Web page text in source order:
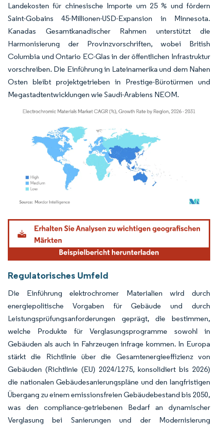
Landekosten für chinesische Importe um 25 % und fördern
Saint-Gobains 45-Millionen-USD-Expansion in Minnesota.
Kanadas Gesamtkanadischer Rahmen unterstützt die
Harmonisierung der Provinzvorschriften, wobei British
Columbia und Ontario EC-Glas in der öffentlichen Infrastruktur
vorschreiben. Die Einführung in Lateinamerika und dem Nahen
Osten bleibt projektgetrieben in Prestige-Bürotürmen und
Megastadtentwicklungen wie Saudi-Arabiens NEOM.
Bild © Mordor Intelligence. Wiederverwendung erfordert Namensnennung gemäß
Regulatorisches Umfeld
Die Einführung elektrochromer Materialien wird durch
energiepolitische Vorgaben für Gebäude und durch
Leistungsprüfungsanforderungen geprägt, die bestimmen,
welche Produkte für Verglasungsprogramme sowohl in
Gebäuden als auch in Fahrzeugen infrage kommen. In Europa
stärkt die Richtlinie über die Gesamtenergieeffizienz von
Gebäuden (Richtlinie (EU) 2024/1275, konsolidiert bis 2026)
die nationalen Gebäudesanierungspläne und den langfristigen
Übergang zu einem emissionsfreien Gebäudebestand bis 2050,
was den compliance-getriebenen Bedarf an dynamischer
Verglasung bei Sanierungen und der Modernisierung